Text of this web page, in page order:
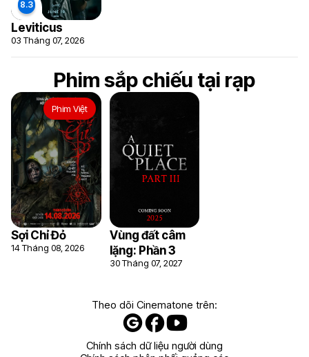
Leviticus
03 Tháng 07, 2026
Phim sắp chiếu tại rạp
Phim Việt
Sợi Chỉ Đỏ
14 Tháng 08, 2026
Vùng đất câm
lặng: Phần 3
30 Tháng 07, 2027
Theo dõi Cinematone trên:
Chính sách dữ liệu người dùng